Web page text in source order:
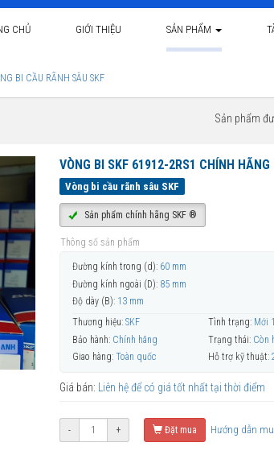
CHỦ GIỚI THIỆU SẢN PHẨM
BI CẦU RÃNH SÂU SKF
Sản phẩm
VÒNG BI SKF 61912-2RS1 CHÍNH HÃNG
Vòng bi cầu rãnh sâu SKF
Sản phẩm chính hãng SKF ®
Thông số sản phẩm
Đường kính trong (d): 60 mm
Đường kính ngoài (D): 85 mm
Độ dày (B): 13 mm
Thương hiệu: SKF Tình trạng: Mới
Bảo hành: Chính hãng Trạng thái: Còn
Giao hàng: Toàn quốc Hỗ trợ kỹ thuật:
Giá bán: Liên hệ để có giá tốt nhất tại thời điểm
- + Đặt mua Hướng dẫn